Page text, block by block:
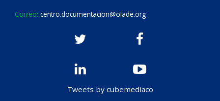
Correo: centro.documentacion@olade.org
Tweets by cubemediaco